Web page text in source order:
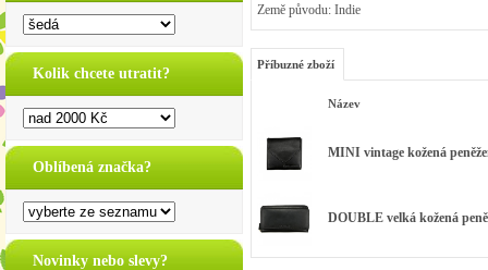
Kolik chcete utratit?
Oblíbená značka?
Novinky nebo slevy?
Země původu: Indie
Příbuzné zboží
Název
MINI vintage kožená
DOUBLE velká kožená